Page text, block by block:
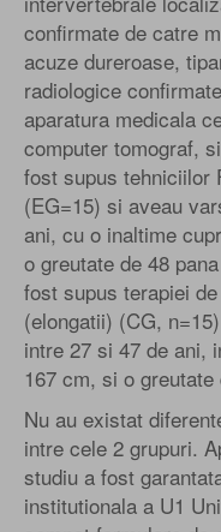
confirmate de catre
acuze dureroase,
radiologice
aparatura medicala
computer tomograf,
fost supus tehniciilor
(EG=15) si aveau
ani, cu o inaltime
o greutate de 48
fost supus terapiei
(elongatii) (CG,
intre 27 si 47 de ani,
167 cm, si o
Nu au existat
intre cele 2 grupuri.
studiu a fost
institutionala a U1